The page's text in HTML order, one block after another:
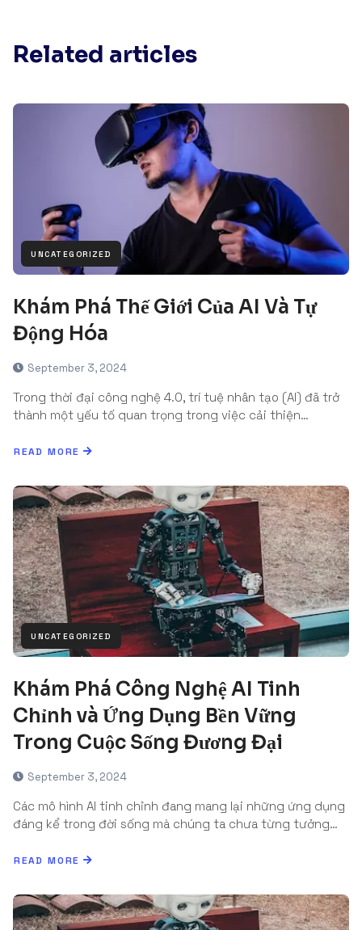
Related articles
UNCATEGORIZED
Khám Phá Thế Giới Của AI Và Tự
Động Hóa
September 3, 2024
Trong thời đại công nghệ 4.0, trí tuệ nhân tạo (AI) đã trở
thành một yếu tố quan trọng trong việc cải thiện…
READ MORE
UNCATEGORIZED
Khám Phá Công Nghệ AI Tinh
Chỉnh và Ứng Dụng Bền Vững
Trong Cuộc Sống Đương Đại
September 3, 2024
Các mô hình AI tinh chỉnh đang mang lại những ứng dụng
đáng kể trong đời sống mà chúng ta chưa từng tưởng…
READ MORE